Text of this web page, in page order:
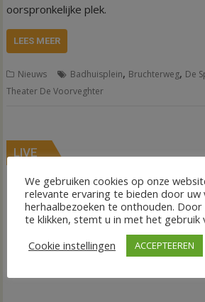
oorspronkelijke plek.
LEES MEER
Nieuws Badhuisplein, Bruchterweg, De
Theater De Voorveghter
LIVE
We gebruiken cookies op onze
relevante ervaring te bieden door uw
herhaalbezoeken te onthouden.
te klikken, stemt u in met het gebruik
Cookie instellingen
ACCEPTEEREN